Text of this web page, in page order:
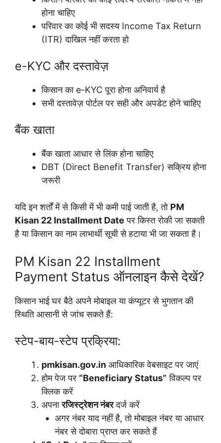
होना चाहिए
परिवार का कोई भी सदस्य Income Tax Return
(ITR) दाखिल नहीं करता हो
e-KYC और दस्तावेज़
किसान का e-KYC पूरा होना अनिवार्य है
सभी दस्तावेज़ पोर्टल पर सही और अपडेट होने चाहिए
बैंक खाता
बैंक खाता आधार से लिंक होना चाहिए
DBT (Direct Benefit Transfer) सक्रिय होना
जरूरी
यदि इन शर्तों में से किसी में भी कमी पाई जाती है, तो PM
Kisan 22 Installment Date पर किस्त रोकी जा सकती
है या किसान का नाम लाभार्थी सूची से हटाया भी जा सकता है।
PM Kisan 22 Installment
Payment Status ऑनलाइन कैसे देखें?
किसान भाई घर बैठे अपने मोबाइल या कंप्यूटर से भुगतान की
स्थिति आसानी से जांच सकते हैं:
स्टेप-बाय-स्टेप प्रक्रिया:
pmkisan.gov.in आधिकारिक वेबसाइट पर जाएं
होम पेज पर “Beneficiary Status” विकल्प पर
क्लिक करें
अपनारजिस्ट्रेशन नंबरदर्ज करें
अगर नंबर याद नहीं है, तो मोबाइल नंबर या आधार
नंबर से दोबारा प्राप्त कर सकते हैं